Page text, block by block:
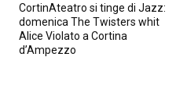
CortinAteatro si tinge di Jazz:
domenica The Twisters whit
Alice Violato a Cortina
d’Ampezzo